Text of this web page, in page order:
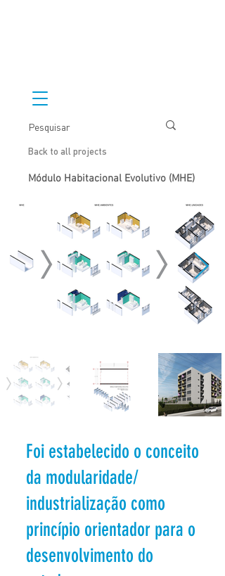
Back to all projects
Módulo Habitacional Evolutivo (MHE)
Foi estabelecido o conceito
da modularidade/
industrialização como
princípio orientador para o
desenvolvimento do